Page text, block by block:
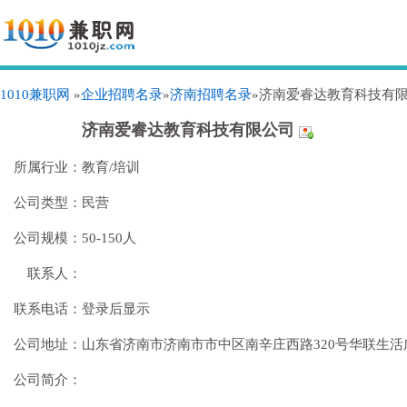
1010兼职网 »企业招聘名录»济南招聘名录»济南爱睿达教育科技有
济南爱睿达教育科技有限公司
所属行业： 教育/培训
公司类型： 民营
公司规模： 50-150人
联系人：
联系电话： 登录后显示
公司地址： 山东省济南市济南市市中区南辛庄西路320号华联生
公司简介：